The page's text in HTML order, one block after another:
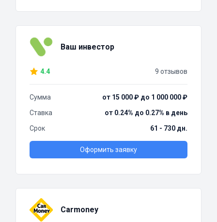
Ваш инвестор
4.4 9 отзывов
Сумма
от 15 000 ₽ до 1 000 000 ₽
Ставка
от 0.24% до 0.27% в день
Срок
61 - 730 дн.
Оформить заявку
Carmoney